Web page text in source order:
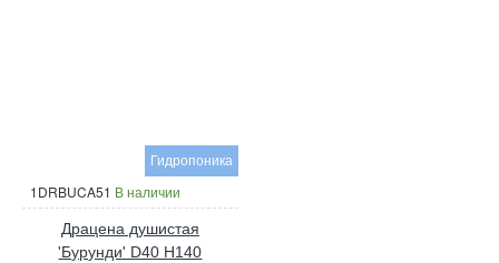
Гидропоника
1DRBUCA51 В наличии
Драцена душистая
'Бурунди' D40 H140